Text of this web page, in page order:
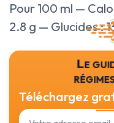
Pour 100 ml —
2.8 g — Glucides :
Le
Téléchargez